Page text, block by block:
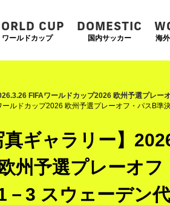
CUP
ワールドカップ
DOMESTIC
国内サッカー 海
FIFAワールドカップ2026 欧州予選プレー
ルドカップ2026 欧州予選プレーオフ・パスB準
ギャラリー】
州予選プレーオフ
3 スウェーデン